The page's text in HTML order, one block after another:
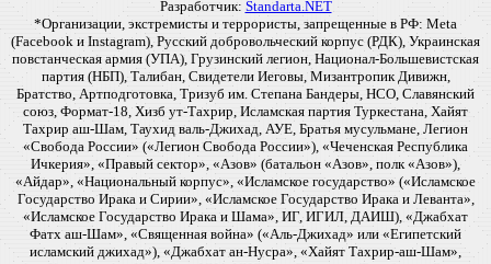
Разработчик: Standarta.NET
*Организации, экстремисты и террористы, запрещенные в РФ: Meta
(Facebook и Instagram), Русский добровольческий корпус (РДК), Украинская
повстанческая армия (УПА), Грузинский легион, Национал-Большевистская
партия (НБП), Талибан, Свидетели Иеговы, Мизантропик Дивижн,
Братство, Артподготовка, Тризуб им. Степана Бандеры, НСО, Славянский
союз, Формат-18, Хизб ут-Тахрир, Исламская партия Туркестана, Хайят
Тахрир аш-Шам, Таухид валь-Джихад, АУЕ, Братья мусульмане, Легион
«Свобода России» («Легион Свобода России»), «Чеченская Республика
Ичкерия», «Правый сектор», «Азов» (батальон «Азов», полк «Азов»),
«Айдар», «Национальный корпус», «Исламское государство» («Исламское
Государство Ирака и Сирии», «Исламское Государство Ирака и Леванта»,
«Исламское Государство Ирака и Шама», ИГ, ИГИЛ, ДАИШ), «Джабхат
Фатх аш-Шам», «Священная война» («Аль-Джихад» или «Египетский
исламский джихад»), «Джабхат ан-Нусра», «Хайят Тахрир-аш-Шам»,